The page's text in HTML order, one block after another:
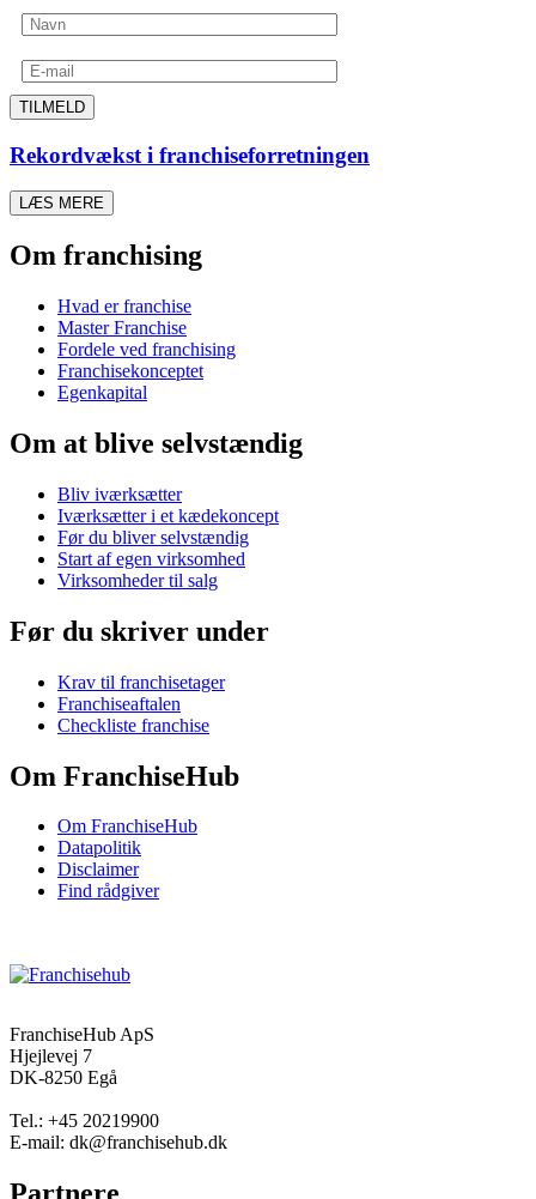
TILMELD
Rekordvækst i franchiseforretningen
LÆS MERE
Om franchising
Hvad er franchise
Master Franchise
Fordele ved franchising
Franchisekonceptet
Egenkapital
Om at blive selvstændig
Bliv iværksætter
Iværksætter i et kædekoncept
Før du bliver selvstændig
Start af egen virksomhed
Virksomheder til salg
Før du skriver under
Krav til franchisetager
Franchiseaftalen
Checkliste franchise
Om FranchiseHub
Om FranchiseHub
Datapolitik
Disclaimer
Find rådgiver
FranchiseHub ApS
Hjejlevej 7
DK-8250 Egå
Tel.: +45 20219900
E-mail: dk@franchisehub.dk